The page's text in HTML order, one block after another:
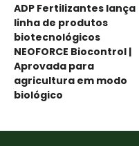
ADP Fertilizantes lança
linha de produtos
biotecnológicos
NEOFORCE Biocontrol |
Aprovada para
agricultura em modo
biológico